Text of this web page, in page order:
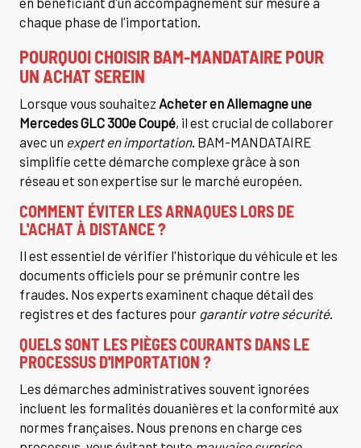
chaque phase de l'importation.
POURQUOI CHOISIR BAM-MANDATAIRE POUR
UN ACHAT SEREIN
Lorsque vous souhaitez Acheter en Allemagne une
Mercedes GLC 300e Coupé, il est crucial de collaborer
avec un expert en importation. BAM-MANDATAIRE
simplifie cette démarche complexe grâce à son
réseau et son expertise sur le marché européen.
COMMENT ÉVITER LES ARNAQUES LORS DE
L'ACHAT À DISTANCE ?
Il est essentiel de vérifier l'historique du véhicule et les
documents officiels pour se prémunir contre les
fraudes. Nos experts examinent chaque détail des
registres et des factures pour garantir votre sécurité.
QUELS SONT LES PIÈGES COURANTS DANS LE
PROCESSUS D'IMPORTATION ?
Les démarches administratives souvent ignorées
incluent les formalités douanières et la conformité aux
normes françaises. Nous prenons en charge ces